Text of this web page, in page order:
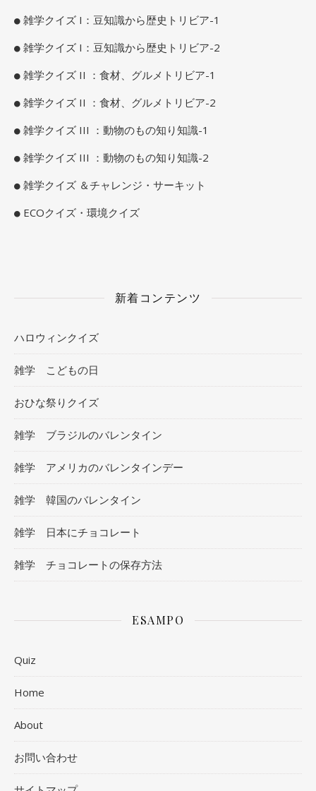
雑学クイズ I：豆知識から歴史トリビア-1
雑学クイズ I：豆知識から歴史トリビア-2
雑学クイズ II ：食材、グルメトリビア-1
雑学クイズ II ：食材、グルメトリビア-2
雑学クイズ III ：動物のもの知り知識-1
雑学クイズ III ：動物のもの知り知識-2
雑学クイズ ＆チャレンジ・サーキット
ECOクイズ・環境クイズ
新着コンテンツ
ハロウィンクイズ
雑学 こどもの日
おひな祭りクイズ
雑学 ブラジルのバレンタイン
雑学 アメリカのバレンタインデー
雑学 韓国のバレンタイン
雑学 日本にチョコレート
雑学 チョコレートの保存方法
ESAMPO
Quiz
Home
About
お問い合わせ